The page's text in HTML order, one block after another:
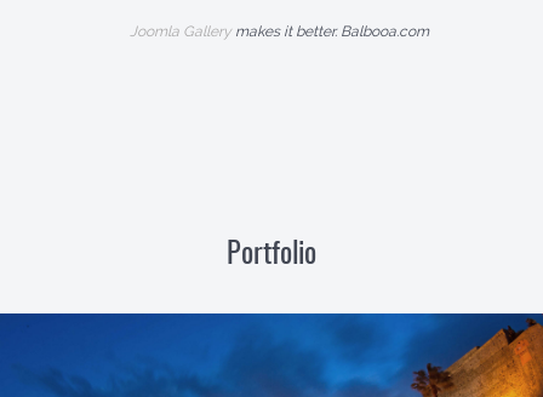
Joomla Gallerymakes it better. Balbooa.com
Portfolio